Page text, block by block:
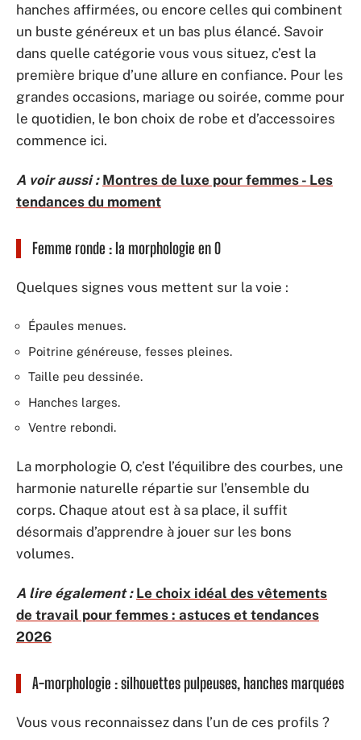
hanches affirmées, ou encore celles qui combinent
un buste généreux et un bas plus élancé. Savoir
dans quelle catégorie vous vous situez, c’est la
première brique d’une allure en confiance. Pour les
grandes occasions, mariage ou soirée, comme pour
le quotidien, le bon choix de robe et d’accessoires
commence ici.
A voir aussi : Montres de luxe pour femmes - Les
tendances du moment
Femme ronde : la morphologie en O
Quelques signes vous mettent sur la voie :
Épaules menues.
Poitrine généreuse, fesses pleines.
Taille peu dessinée.
Hanches larges.
Ventre rebondi.
La morphologie O, c’est l’équilibre des courbes, une
harmonie naturelle répartie sur l’ensemble du
corps. Chaque atout est à sa place, il suffit
désormais d’apprendre à jouer sur les bons
volumes.
A lire également : Le choix idéal des vêtements
de travail pour femmes : astuces et tendances
2026
A-morphologie : silhouettes pulpeuses, hanches marquées
Vous vous reconnaissez dans l’un de ces profils ?